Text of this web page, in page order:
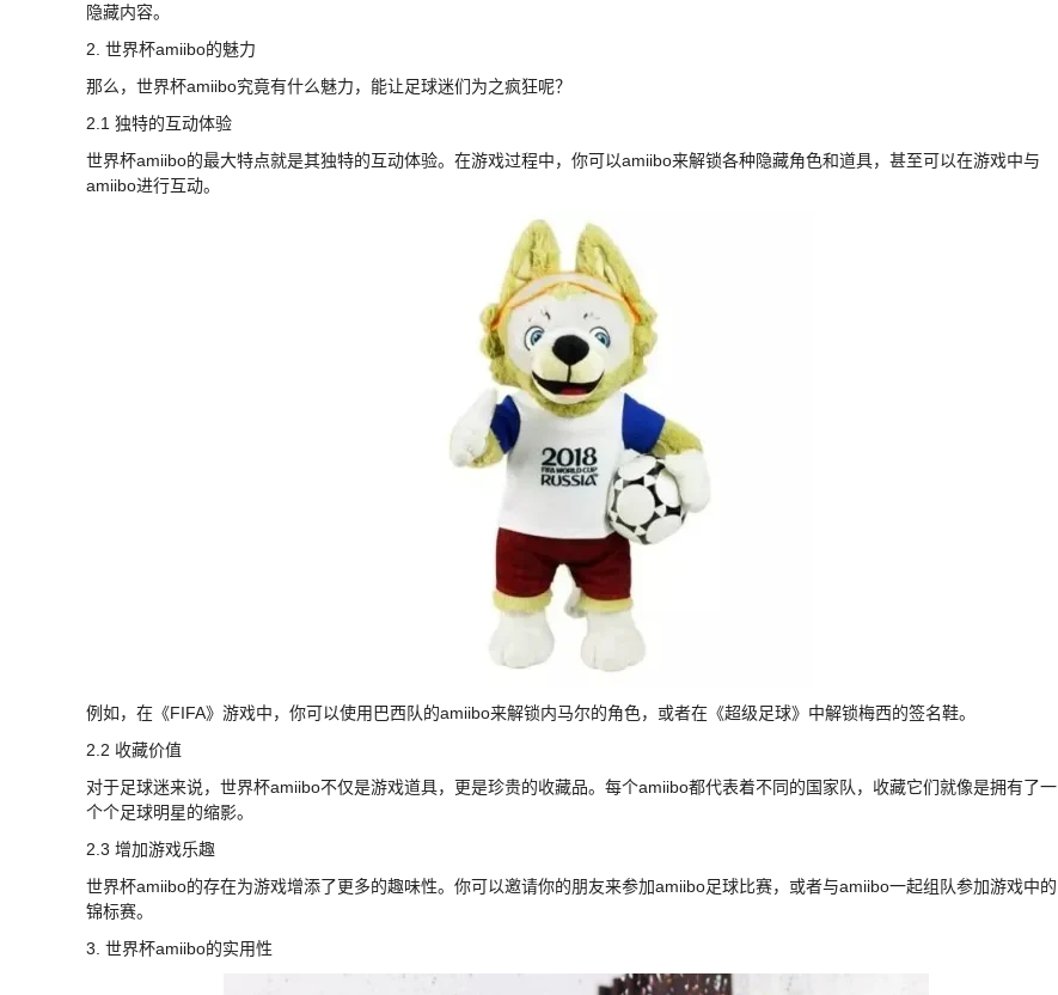
隐藏内容。
2. 世界杯amiibo的魅力
那么，世界杯amiibo究竟有什么魅力，能让足球迷们为之疯狂呢？
2.1 独特的互动体验
世界杯amiibo的最大特点就是其独特的互动体验。在游戏过程中，你可以amiibo来解锁各种隐藏角色和道具，甚至可以在游戏中与
amiibo进行互动。
例如，在《FIFA》游戏中，你可以使用巴西队的amiibo来解锁内马尔的角色，或者在《超级足球》中解锁梅西的签名鞋。
2.2 收藏价值
对于足球迷来说，世界杯amiibo不仅是游戏道具，更是珍贵的收藏品。每个amiibo都代表着不同的国家队，收藏它们就像是拥有了一
个个足球明星的缩影。
2.3 增加游戏乐趣
世界杯amiibo的存在为游戏增添了更多的趣味性。你可以邀请你的朋友来参加amiibo足球比赛，或者与amiibo一起组队参加游戏中的
锦标赛。
3. 世界杯amiibo的实用性